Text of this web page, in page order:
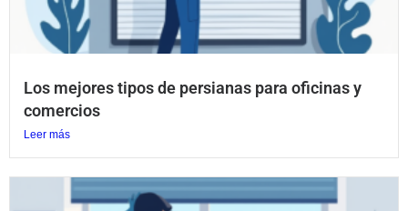
Los mejores tipos de persianas para oficinas y
comercios
Leer más